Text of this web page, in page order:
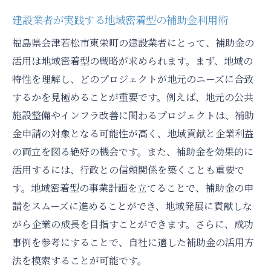
補助金申請プロセスの効率化
最大限の利益を引き出すための計画立案
補助金活用におけるコスト管理術
持続可能な事業運営のための戦略
建設業界における補助金の未来予測
競争力を高めるための独自の戦略
東栄町での建設業補助金活用が地域発展に果た
す役割
地域発展に向けた補助金の重要性
東栄町の地域発展に寄与する具体的施策
補助金活用によるインフラ整備の推進
地域コミュニティ強化のための建設業の取
り組み
建設業者が実践する地域密着型の補助金利用術
福島県会津若松市東栄町の建設業者にとって、補助金の
活用は地域密着型の戦略が求められます。まず、地域の
特性を理解し、どのプロジェクトが地元のニーズに合致
するかを見極めることが重要です。例えば、地元の公共
施設整備やインフラ改善に関わるプロジェクトは、補助
金申請の対象となる可能性が高く、地域貢献と企業利益
の両立を図る絶好の機会です。また、補助金を効果的に
活用するには、行政との信頼関係を築くことも重要で
す。地域密着型の事業計画を立てることで、補助金の申
請をスムーズに進めることができ、地域発展に貢献しな
がら企業の成長を目指すことができます。さらに、成功
事例を参考にすることで、自社に適した補助金の活用方
法を模索することが可能です。